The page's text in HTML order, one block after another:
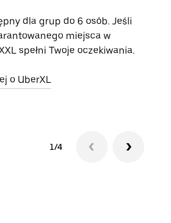
dla grup do 6 osób. Jeśli
miejsca w
spełni Twoje oczekiwania.
o UberXL
1/4